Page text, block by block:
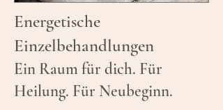
Energetische
Einzelbehandlungen
Ein Raum für dich. Für
Heilung. Für Neubeginn.